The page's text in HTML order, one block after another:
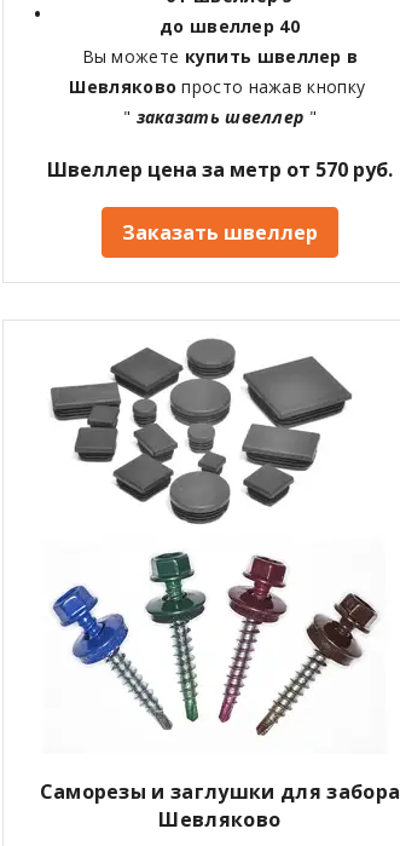
до швеллер 40
Вы можете купить швеллер в
Шевляковопросто нажав кнопку
" заказать швеллер "
Швеллер цена за метр от 570 руб.
Заказать швеллер
Саморезы и заглушки для забора
Шевляково